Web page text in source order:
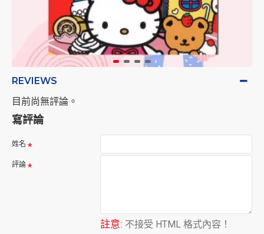
REVIEWS
目前尚無評論。
寫評論
姓名
評論
註意: 不接受 HTML 格式內容！